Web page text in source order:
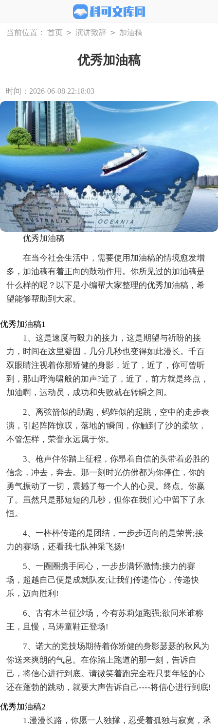
当前位置： 首页 > 演讲致辞 > 加油稿
优秀加油稿
时间：2026-06-08 22:18:03
优秀加油稿
在当今社会生活中，需要使用加油稿的情境愈发增
多，加油稿有着正向的鼓动作用。你所见过的加油稿是
什么样的呢？以下是小编帮大家整理的优秀加油稿，希
望能够帮助到大家。
优秀加油稿1
1、这是速度与毅力的接力，这是期望与祈盼的接
力，时间在这里凝固，几分几秒也变得如此漫长。千百
双眼睛注视着你那矫健的身影，近了，近了，你可曾听
到，那山呼海啸般的加声?近了，近了，前方就是终点，
加油啊，运动员，成功和失败就在转瞬之间。
2、离弦箭似的助跑，蚂蚱似的起跳，空中的走步表
演，引起阵阵惊叹，落地的'瞬间，你触到了沙的柔软，
不管怎样，荣誉永远属于你。
3、枪声伴你踏上征程，你昂着自信的头带着必胜的
信念，冲去，奔去。那一刻时光仿佛都为你停住，你的
勇气振动了一切，震撼了每一个人的心灵。终点。你赢
了。虽然只是那短短的几秒，但你在我们心中留下了永
恒。
4、一棒棒传递的是团结，一步步迈向的是荣誉;接
力的赛场，还看我七队神采飞扬!
5、一圈圈携手同心，一步步满怀激情;接力的赛
场，超越自己便是成就队友;让我们传递信心，传递快
乐，迈向胜利!
6、古有木兰征沙场，今有苏莉短跑强;欲问米谁称
王，且慢，马涛童鞋正登场!
7、诺大的竞技场期待着你矫健的身影瑟瑟的秋风为
你送来爽朗的气息。在你踏上跑道的那一刻，告诉自
己，将信心进行到底。请微笑着跑完全程只要年轻的心
还在蓬勃的跳动，就要大声告诉自己----将信心进行到底!
优秀加油稿2
1.漫漫长路，你愿一人独撑，忍受着孤独与寂寞，承